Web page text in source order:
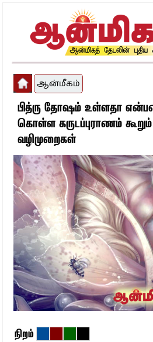
ஆன்மீகம்
பித்ரு தோஷம் உள்ளதா
கொள்ள கருடப்புராணம்
வழிமுறைகள்
நிறம்